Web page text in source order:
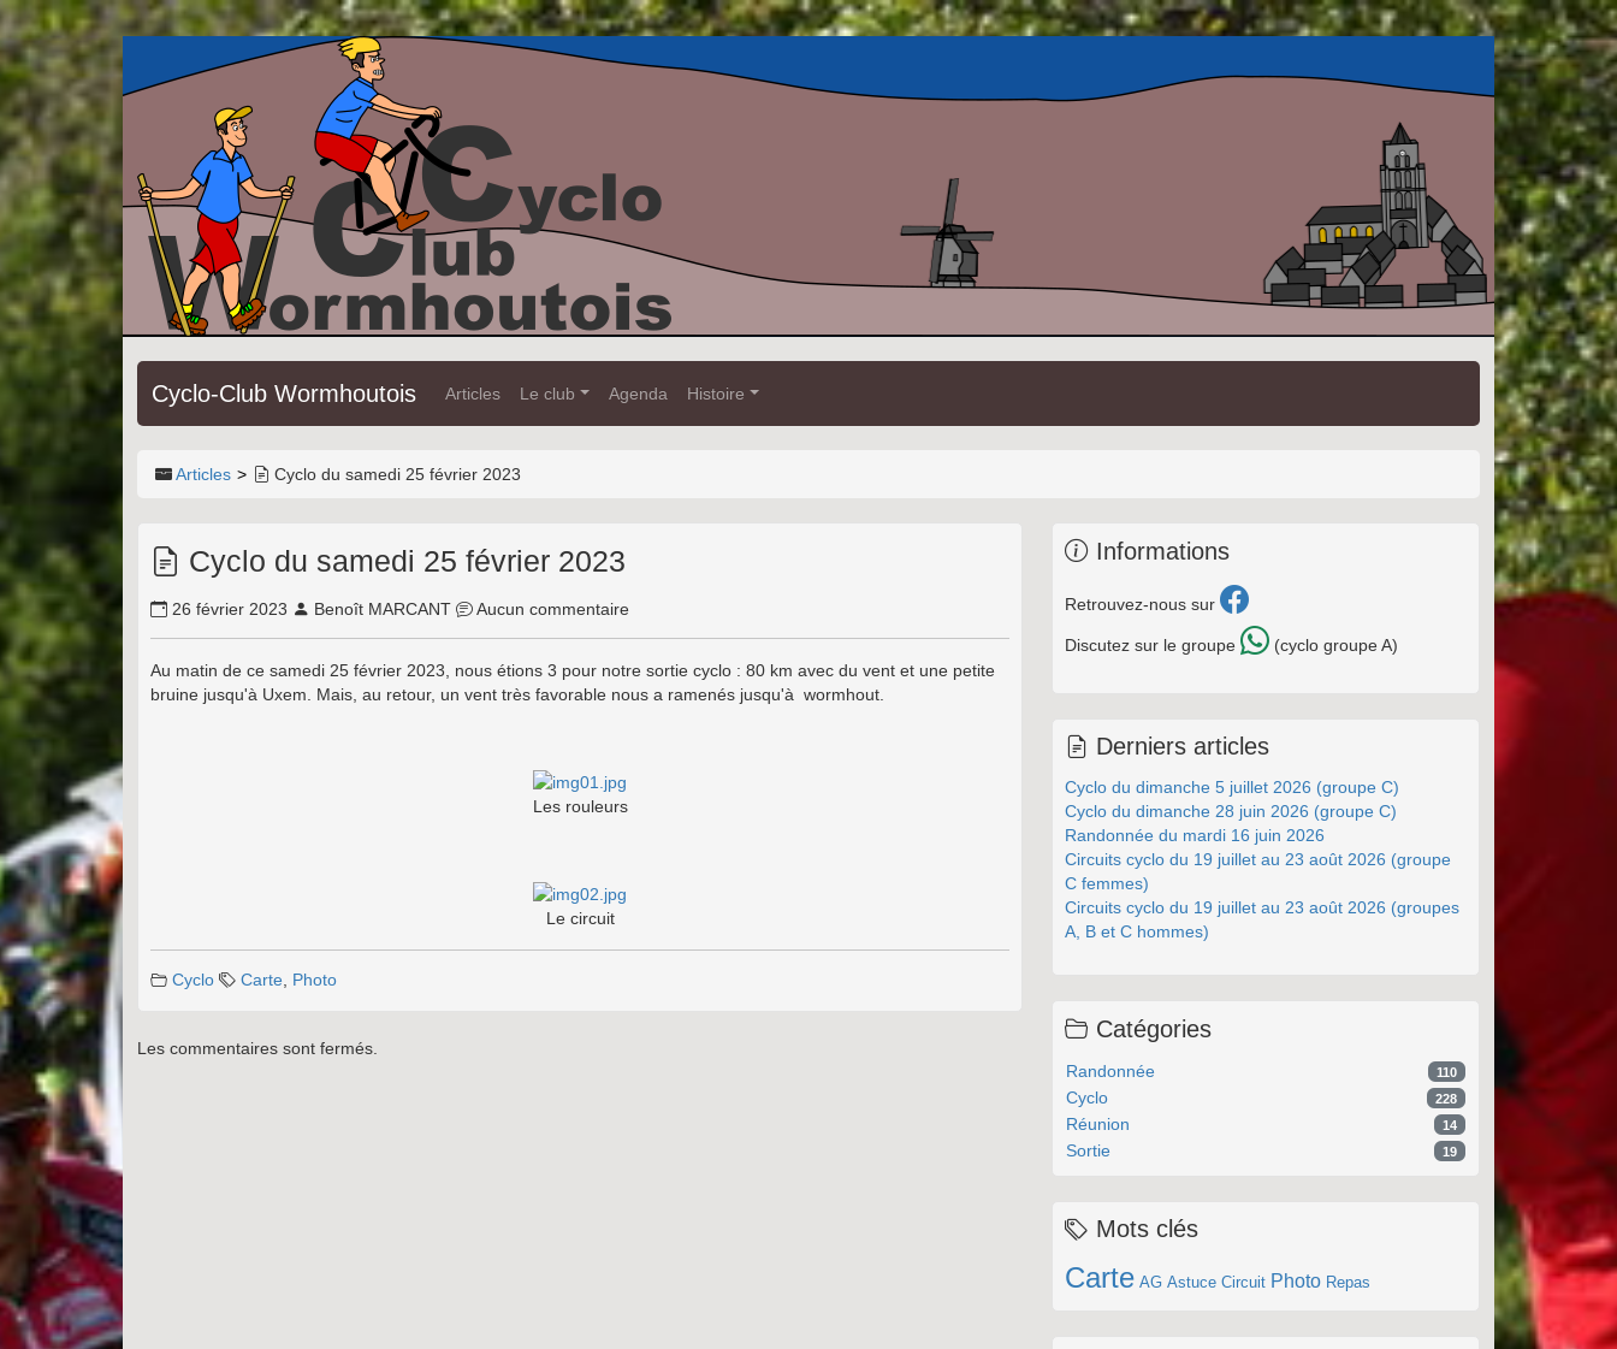
Cyclo-Club Wormhoutois Articles Le club Agenda Histoire
Articles Cyclo du samedi 25 février 2023
Cyclo du samedi 25 février 2023
26 février 2023 Benoît MARCANT Aucun commentaire
Au matin de ce samedi 25 février 2023, nous étions 3 pour notre sortie cyclo : 80 km avec du vent et une petite
bruine jusqu'à Uxem. Mais, au retour, un vent très favorable nous a ramenés jusqu'à wormhout.
Les rouleurs
Le circuit
Cyclo Carte, Photo
Les commentaires sont fermés.
Informations
Retrouvez-nous sur
Discutez sur le groupe (cyclo groupe A)
Derniers articles
Cyclo du dimanche 5 juillet 2026 (groupe C)
Cyclo du dimanche 28 juin 2026 (groupe C)
Randonnée du mardi 16 juin 2026
Circuits cyclo du 19 juillet au 23 août 2026 (groupe
C femmes)
Circuits cyclo du 19 juillet au 23 août 2026 (groupes
A, B et C hommes)
Catégories
Randonnée 110
Cyclo 228
Réunion 14
Sortie 19
Mots clés
Carte AG Astuce Circuit Photo Repas